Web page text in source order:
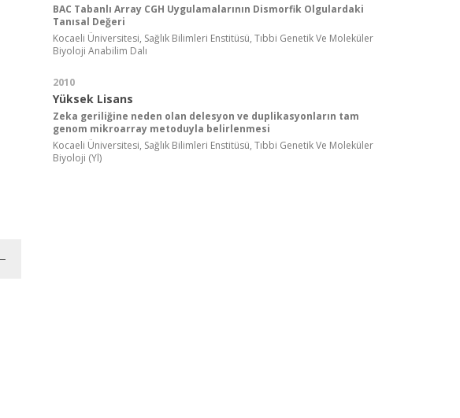
BAC Tabanlı Array CGH Uygulamalarının Dismorfik Olgulardaki
Tanısal Değeri
Kocaeli Üniversitesi, Sağlık Bilimleri Enstitüsü, Tıbbi Genetik Ve Moleküler
Biyoloji Anabilim Dalı
2010
Yüksek Lisans
Zeka geriliğine neden olan delesyon ve duplikasyonların tam
genom mikroarray metoduyla belirlenmesi
Kocaeli Üniversitesi, Sağlık Bilimleri Enstitüsü, Tıbbi Genetik Ve Moleküler
Biyoloji (Yl)